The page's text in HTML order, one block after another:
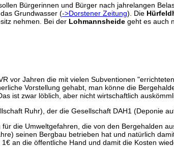
Bürgerinnen und Bürger nach jahrelangen
Grundwasser (->Dorstener Zeitung). Die
nehmen. Bei der Lohmannsheide geht es auch
vor Jahren die mit vielen Subventionen
Vorstellung gehabt, man könne die
ist zwar löblich, aber nicht wirtschaftlich
Ruhr), der die Gesellschaft DAH1 (Deponie
die Umweltgefahren, die von den Bergehalden
seinen Bergbau betrieben hat und natürlich
an die öffentliche Hand und damit die Kosten